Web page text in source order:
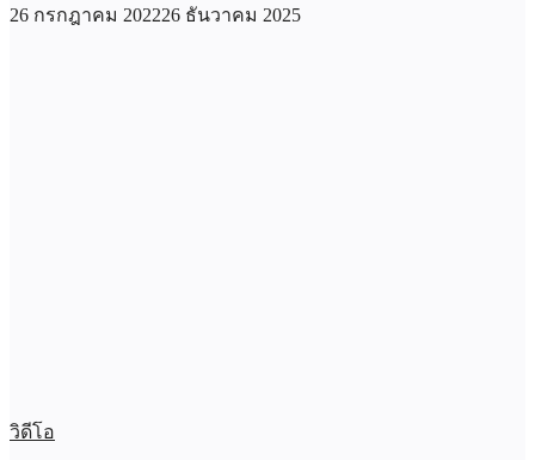
26 กรกฎาคม 202226 ธันวาคม 2025
วิดีโอ